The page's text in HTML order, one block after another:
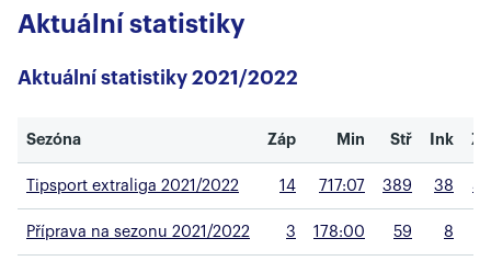
Aktuální statistiky
Aktuální statistiky 2021/2022
Sezóna Záp Min Stř Ink
Tipsport extraliga 2021/2022 14 717:07 389 38
Příprava na sezonu 2021/2022 3 178:00 59 8